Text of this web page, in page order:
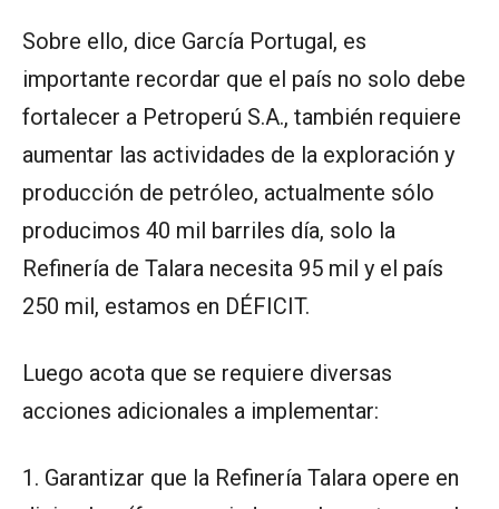
Sobre ello, dice García Portugal, es
importante recordar que el país no solo debe
fortalecer a Petroperú S.A., también requiere
aumentar las actividades de la exploración y
producción de petróleo, actualmente sólo
producimos 40 mil barriles día, solo la
Refinería de Talara necesita 95 mil y el país
250 mil, estamos en DÉFICIT.
Luego acota que se requiere diversas
acciones adicionales a implementar:
1. Garantizar que la Refinería Talara opere en